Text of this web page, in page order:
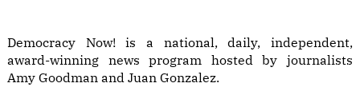
Democracy Now! is a national, daily, independent,
award-winning news program hosted by journalists
Amy Goodman and Juan Gonzalez.